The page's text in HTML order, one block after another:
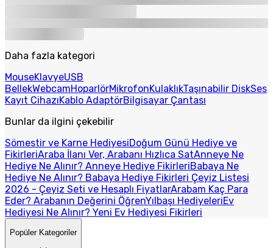
Daha fazla kategori
MouseKlavyeUSB
BellekWebcamHoparlörMikrofonKulaklıkTaşınabilir DiskSes
Kayıt CihazıKablo AdaptörBilgisayar Çantası
Bunlar da ilgini çekebilir
Sömestir ve Karne HediyesiDoğum Günü Hediye ve
FikirleriAraba İlanı Ver, Arabanı Hızlıca SatAnneye Ne
Hediye Ne Alınır? Anneye Hediye FikirleriBabaya Ne
Hediye Ne Alınır? Babaya Hediye Fikirleri Çeyiz Listesi
2026 - Çeyiz Seti ve Hesaplı FiyatlarArabam Kaç Para
Eder? Arabanın Değerini ÖğrenYılbaşı HediyeleriEv
Hediyesi Ne Alınır? Yeni Ev Hediyesi Fikirleri
Popüler Kategoriler